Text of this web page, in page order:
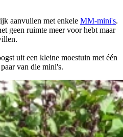
aanvullen met enkele MM-mini's.
geen ruimte meer voor hebt maar
uit een kleine moestuin met één
van die mini's.